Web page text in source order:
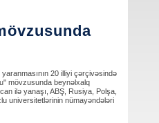
20 illiyi çərçivəsində
mövzusunda beynəlxalq
ilə yanaşı, ABŞ, Rusiya, Polşa,
universitetlərinin nümayəndələri